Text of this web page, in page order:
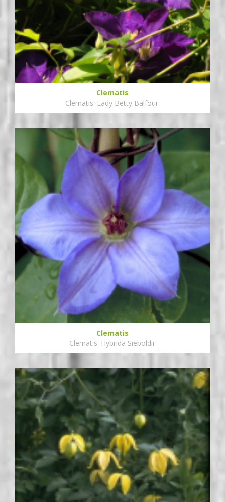
Clematis
Clematis 'Lady Betty Balfour'
Clematis
Clematis 'Hybrida Sieboldii'